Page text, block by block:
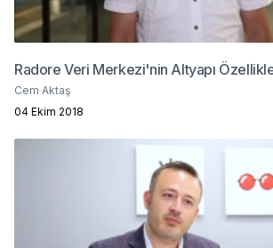
Radore Veri Merkezi'nin Altyapı
Cem Aktaş
04 Ekim 2018